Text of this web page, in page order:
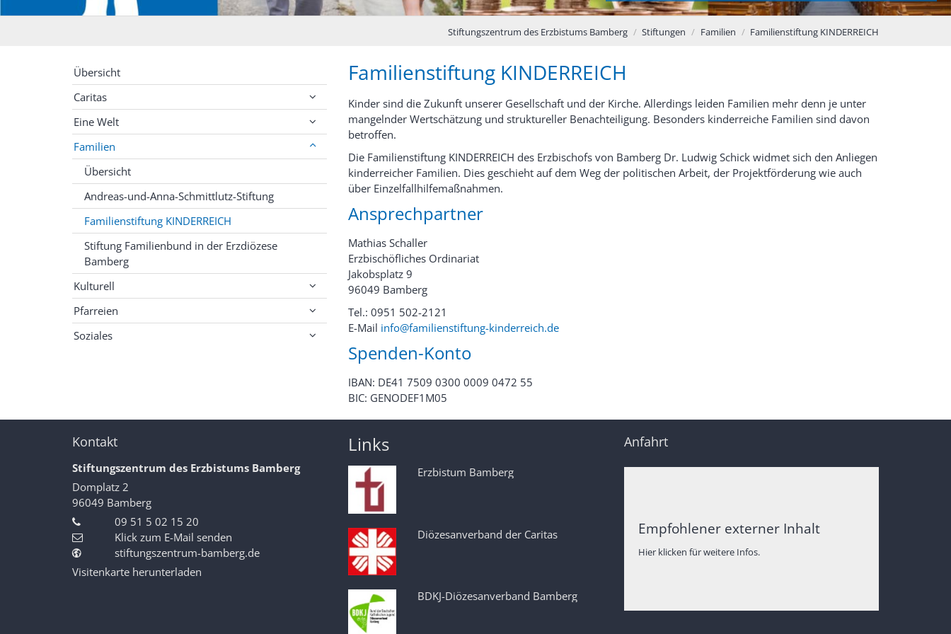
Stiftungszentrum des Erzbistums Bamberg Stiftungen Familien Familienstiftung KINDERREICH
Familienstiftung KINDERREICH
Kinder sind die Zukunft unserer Gesellschaft und der Kirche. Allerdings leiden Familien mehr denn je unter
mangelnder Wertschätzung und struktureller Benachteiligung. Besonders kinderreiche Familien sind davon
betroffen.
Die Familienstiftung KINDERREICH des Erzbischofs von Bamberg Dr. Ludwig Schick widmet sich den Anliegen
kinderreicher Familien. Dies geschieht auf dem Weg der politischen Arbeit, der Projektförderung wie auch
über Einzelfallhilfemaßnahmen.
Ansprechpartner
Mathias Schaller
Erzbischöfliches Ordinariat
Jakobsplatz 9
96049 Bamberg
Tel.: 0951 502-2121
E-Mail info@familienstiftung-kinderreich.de
Spenden-Konto
IBAN: DE41 7509 0300 0009 0472 55
BIC: GENODEF1M05
Übersicht
Caritas
Eine Welt
Familien
Übersicht
Andreas-und-Anna-Schmittlutz-Stiftung
Familienstiftung KINDERREICH
Stiftung Familienbund in der Erzdiözese
Bamberg
Kulturell
Pfarreien
Soziales
Kontakt
Stiftungszentrum des Erzbistums Bamberg
Domplatz 2
96049 Bamberg
09 51 5 02 15 20
Klick zum E-Mail senden
stiftungszentrum-bamberg.de
Visitenkarte herunterladen
Links
Erzbistum Bamberg
Diözesanverband der Caritas
BDKJ-Diözesanverband Bamberg
Anfahrt
Empfohlener externer Inhalt
Hier klicken für weitere Infos.